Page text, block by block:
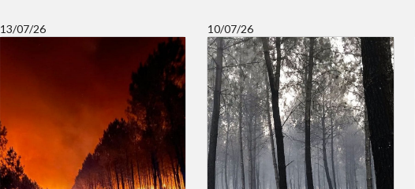
13/07/26 10/07/26